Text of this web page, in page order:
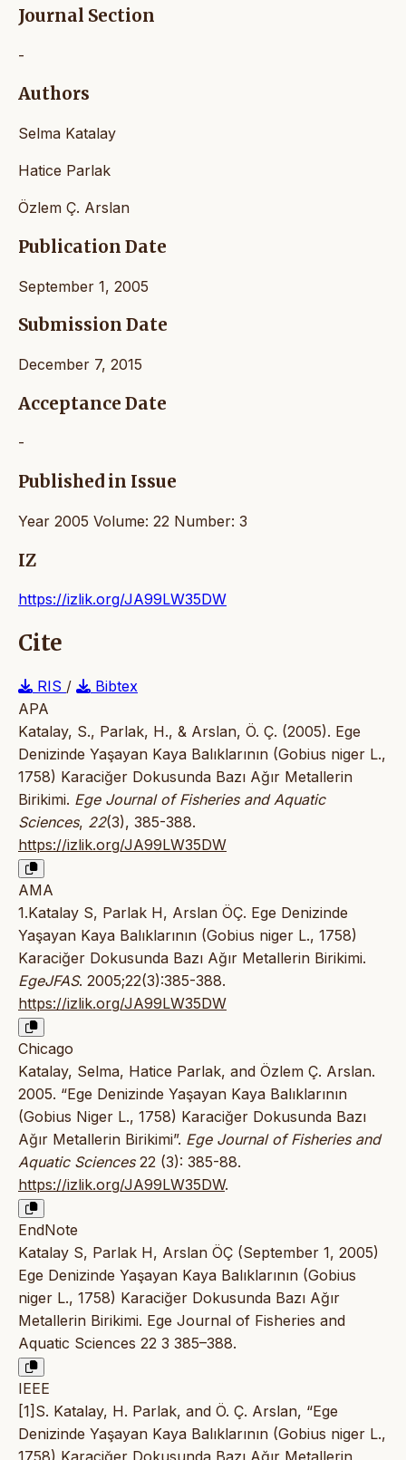
Journal Section
-
Authors
Selma Katalay
Hatice Parlak
Özlem Ç. Arslan
Publication Date
September 1, 2005
Submission Date
December 7, 2015
Acceptance Date
-
Published in Issue
Year 2005 Volume: 22 Number: 3
IZ
https://izlik.org/JA99LW35DW
Cite
RIS /
Bibtex
APA
Katalay, S., Parlak, H., & Arslan, Ö. Ç. (2005). Ege
Denizinde Yaşayan Kaya Balıklarının (Gobius niger L.,
1758) Karaciğer Dokusunda Bazı Ağır Metallerin
Birikimi. Ege Journal of Fisheries and Aquatic
Sciences, 22(3), 385-388.
https://izlik.org/JA99LW35DW
AMA
1.Katalay S, Parlak H, Arslan ÖÇ. Ege Denizinde
Yaşayan Kaya Balıklarının (Gobius niger L., 1758)
Karaciğer Dokusunda Bazı Ağır Metallerin Birikimi.
EgeJFAS. 2005;22(3):385-388.
https://izlik.org/JA99LW35DW
Chicago
Katalay, Selma, Hatice Parlak, and Özlem Ç. Arslan.
2005. “Ege Denizinde Yaşayan Kaya Balıklarının
(Gobius Niger L., 1758) Karaciğer Dokusunda Bazı
Ağır Metallerin Birikimi”. Ege Journal of Fisheries and
Aquatic Sciences22 (3): 385-88.
https://izlik.org/JA99LW35DW.
EndNote
Katalay S, Parlak H, Arslan ÖÇ (September 1, 2005)
Ege Denizinde Yaşayan Kaya Balıklarının (Gobius
niger L., 1758) Karaciğer Dokusunda Bazı Ağır
Metallerin Birikimi. Ege Journal of Fisheries and
Aquatic Sciences 22 3 385–388.
IEEE
[1]S. Katalay, H. Parlak, and Ö. Ç. Arslan, “Ege
Denizinde Yaşayan Kaya Balıklarının (Gobius niger L.,